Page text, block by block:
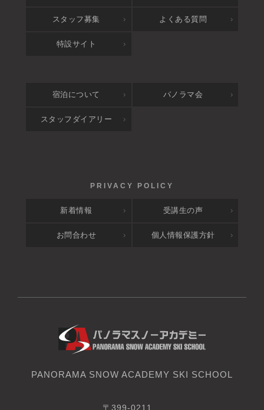
スタッフ募集 よくある質問
特設サイト
宿泊について パノラマ会
スタッフダイアリー
新着情報 受講生の声
お問合わせ 個人情報保護方針
PANORAMA SNOW ACADEMY SKI SCHOOL
〒399-0211